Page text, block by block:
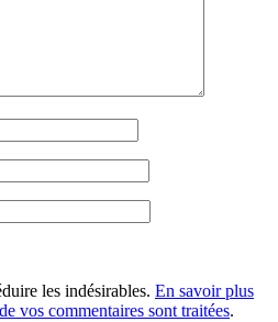
les indésirables. En savoir plus
vos commentaires sont traitées.